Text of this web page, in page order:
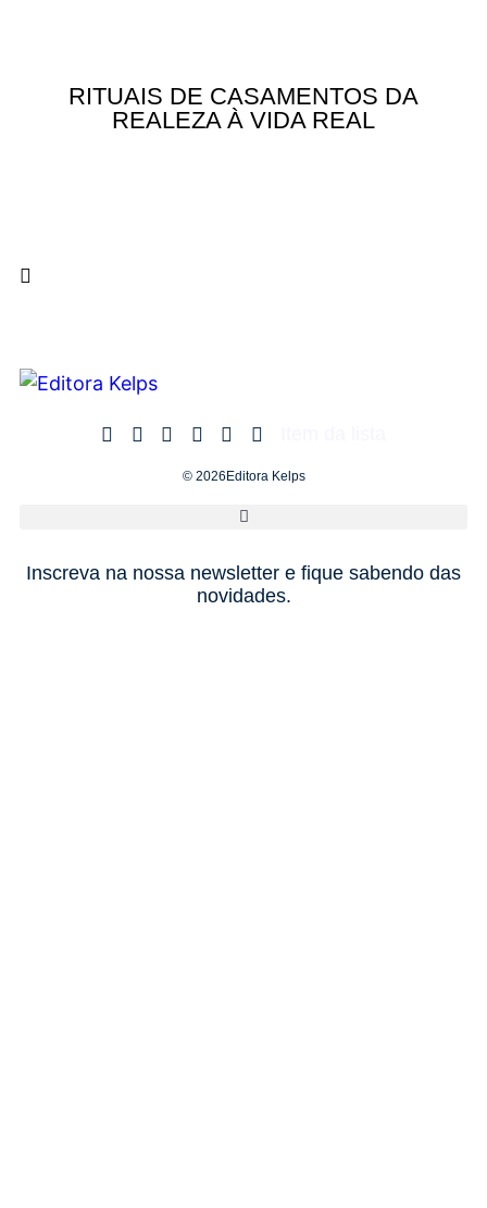
RITUAIS DE CASAMENTOS DA
REALEZA À VIDA REAL
© 2026Editora Kelps
Inscreva na nossa newsletter e fique sabendo das
novidades.